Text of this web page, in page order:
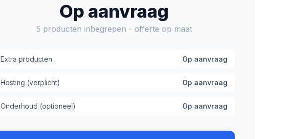
Op aanvraag
5 producten inbegrepen - offerte op maat
Extra producten Op aanvraag
Hosting (verplicht) Op aanvraag
Onderhoud (optioneel) Op aanvraag